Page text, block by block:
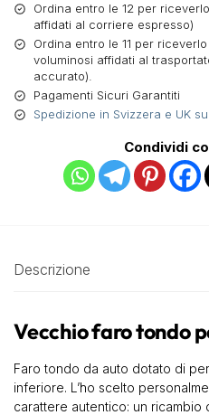
Ordina entro le 12 per
affidati al corriere espresso)
Ordina entro le 11 per
voluminosi affidati al
accurato).
Pagamenti Sicuri Garantiti
Spedizione in Svizzera e UK
Condividi
Descrizione
Vecchio faro tondo
Faro tondo da auto dotato di
inferiore. L’ho scelto
carattere autentico: un ricambio